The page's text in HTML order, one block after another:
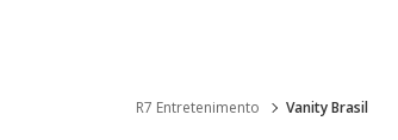
R7 Entretenimento Vanity Brasil